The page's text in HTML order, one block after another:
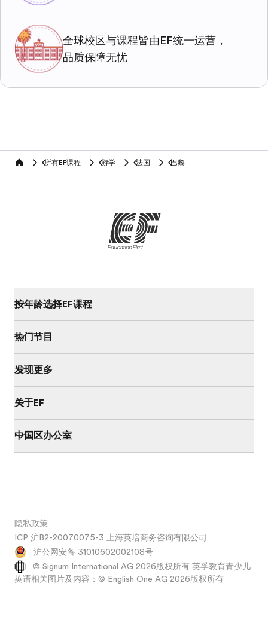
全球校区与课程皆由EF统一运营，
品质保障无忧
home 所有EF课程 游学 法国 巴黎
按年龄选择EF课程
热门节目
发现更多
关于EF
中国区办公室
隐私政策
ICP 沪B2-20070075-3 上海英培商务咨询有限公司
沪公网安备 31010602002108号
© Signum International AG 2026版权所有 英孚教育青少儿
英语相关图片及内容：© English One AG 2026版权所有